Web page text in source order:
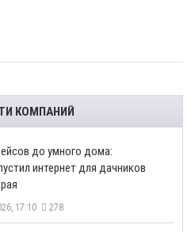
КОМПАНИЙ
до умного дома:
интернет для дачников
17:10 278